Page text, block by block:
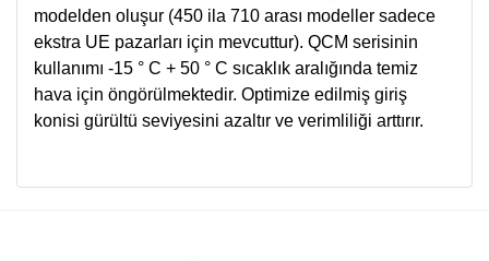
modelden oluşur (450 ila 710 arası modeller sadece
ekstra UE pazarları için mevcuttur). QCM serisinin
kullanımı -15 ° C + 50 ° C sıcaklık aralığında temiz
hava için öngörülmektedir. Optimize edilmiş giriş
konisi gürültü seviyesini azaltır ve verimliliği arttırır.